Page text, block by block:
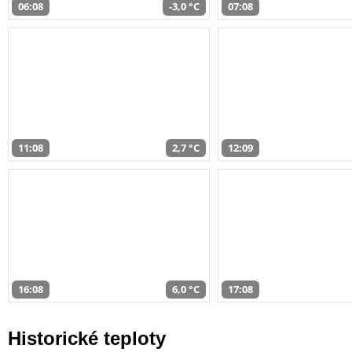
06:08 -3,0 °C 07:08
11:08 2,7 °C 12:09
16:08 6,0 °C 17:08
Historické teploty